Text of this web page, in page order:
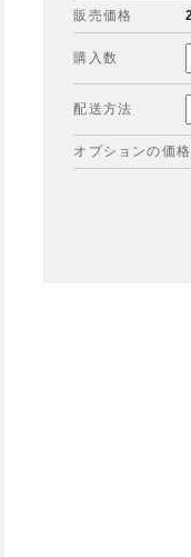
販売価格
購入数
配送方法
オプションの価